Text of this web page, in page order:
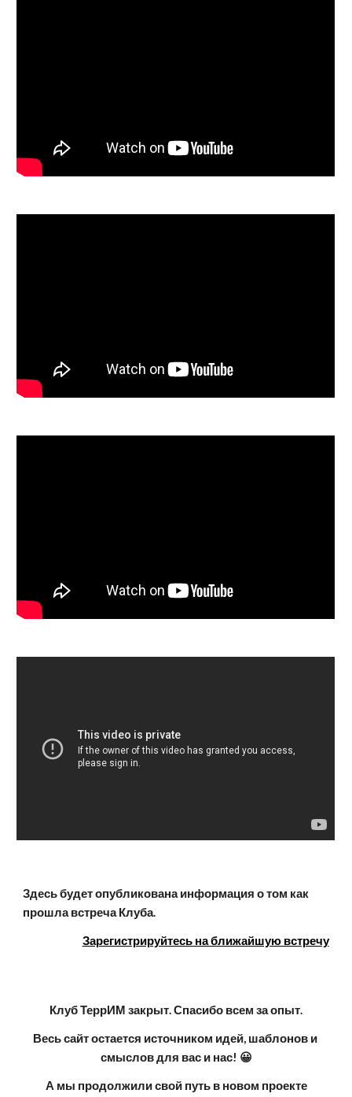
Здесь будет опубликована информация о том как
прошла встреча Клуба.
Зарегистрируйтесь на ближайшую встречу
Клуб ТеррИМ закрыт. Спасибо всем за опыт.
Весь сайт остается источником идей, шаблонов и
смыслов для вас и нас! 😀
А мы продолжили свой путь в новом проекте